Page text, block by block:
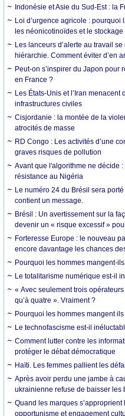
Indonésie et Asie du Sud-Est : la
Loi d’urgence agricole :
les néonicotinoïdes et le stockage
Les lanceurs d’alerte au travail
hiérarchie. Comment éviter d’en
Peut-on s’inspirer du Japon
en France ?
Les États-Unis et l’Iran
infrastructures civiles
Cisjordanie : la montée de la
atrocités de masse
RD Congo : Les activités d’une
graves risques de pollution
Avant que l'algorithme ne décide
résistance au Nigéria
Le numéro 24 du Brésil sera
contient un message.
Brésil : Un avertissement sur la
devenir un « risque excessif »
Forteresse Europe : le nouveau
encore davantage les chances
Pourquoi les hommes mangent-
Le totalitarisme numérique est-il
« Avec seulement trois
qu’à quatre ». Vraiment ?
Pourquoi les hommes mangent
Le technofascisme est-il
Comment lutter contre les
protéger le débat démocratique
Haïti. Les femmes pallient les
Après avoir perdu une jambe à
ukrainienne refuse de baisser les
Quand les marques
opportunisme et engagement